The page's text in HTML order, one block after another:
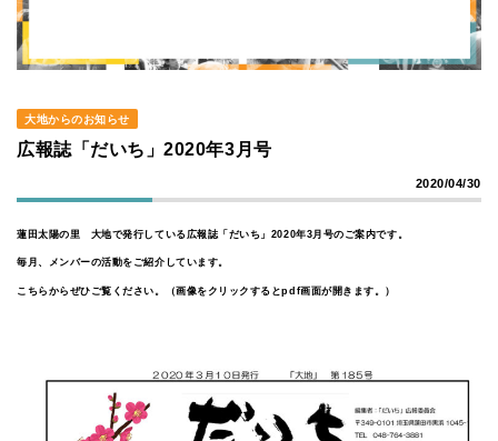
大地からのお知らせ
広報誌「だいち」2020年3月号
2020/04/30
蓮田太陽の里 大地で発行している広報誌「だいち」2020年3月号のご案内です。
毎月、メンバーの活動をご紹介しています。
こちらからぜひご覧ください。（画像をクリックするとpdf画面が開きます。）